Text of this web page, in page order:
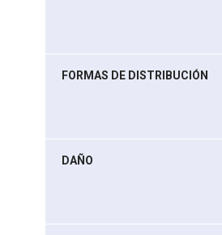
FORMAS DE DISTRIBUCIÓN
DAÑO